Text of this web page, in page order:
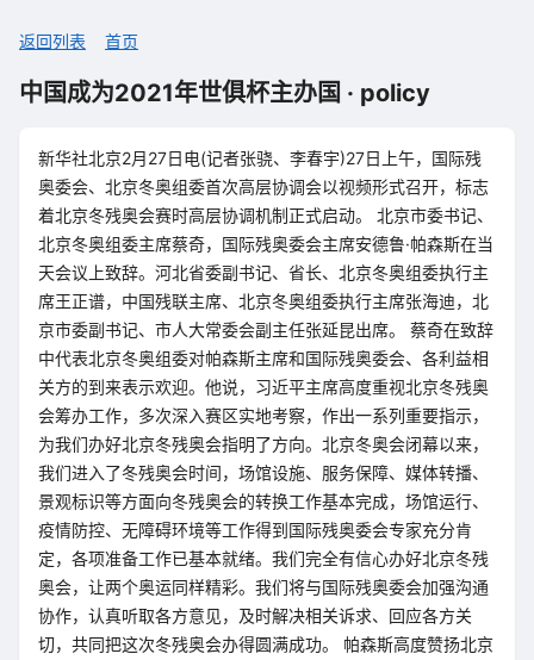
返回列表 首页
中国成为2021年世俱杯主办国 · policy
新华社北京2月27日电(记者张骁、李春宇)27日上午，国际残
奥委会、北京冬奥组委首次高层协调会以视频形式召开，标志
着北京冬残奥会赛时高层协调机制正式启动。 北京市委书记、
北京冬奥组委主席蔡奇，国际残奥委会主席安德鲁·帕森斯在当
天会议上致辞。河北省委副书记、省长、北京冬奥组委执行主
席王正谱，中国残联主席、北京冬奥组委执行主席张海迪，北
京市委副书记、市人大常委会副主任张延昆出席。 蔡奇在致辞
中代表北京冬奥组委对帕森斯主席和国际残奥委会、各利益相
关方的到来表示欢迎。他说，习近平主席高度重视北京冬残奥
会筹办工作，多次深入赛区实地考察，作出一系列重要指示，
为我们办好北京冬残奥会指明了方向。北京冬奥会闭幕以来，
我们进入了冬残奥会时间，场馆设施、服务保障、媒体转播、
景观标识等方面向冬残奥会的转换工作基本完成，场馆运行、
疫情防控、无障碍环境等工作得到国际残奥委会专家充分肯
定，各项准备工作已基本就绪。我们完全有信心办好北京冬残
奥会，让两个奥运同样精彩。我们将与国际残奥委会加强沟通
协作，认真听取各方意见，及时解决相关诉求、回应各方关
切，共同把这次冬残奥会办得圆满成功。 帕森斯高度赞扬北京